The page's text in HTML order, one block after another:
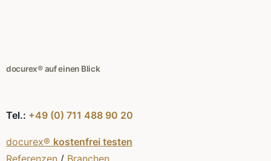
docurex® auf einen Blick
Tel.: +49 (0) 711 488 90 20
docurex® kostenfrei testen
Referenzen / Branchen